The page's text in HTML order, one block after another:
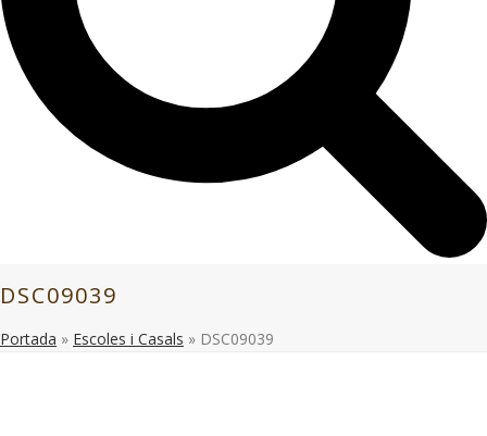
DSC09039
Portada » Escoles i Casals » DSC09039